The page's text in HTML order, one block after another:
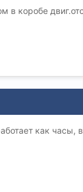
в коробе
как часы,